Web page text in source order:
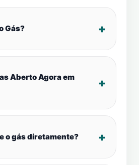
Gás?
Aberto Agora em
o gás diretamente?